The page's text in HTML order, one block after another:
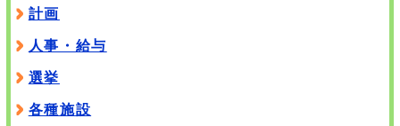
計画
人事・給与
選挙
各種施設